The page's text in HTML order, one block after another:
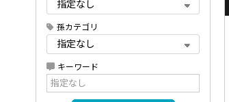
孫カテゴリ
キーワード